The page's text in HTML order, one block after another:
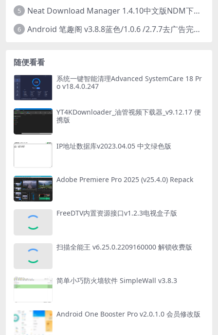
5 Neat Download Manager 1.4.10中文版NDM下载器简称NDM
6 Android 笔趣阁 v3.8.8蓝色/1.0.6 /2.7.7去广告完美版
随便看看
系统一键智能清理Advanced SystemCare 18 Pr
o v18.4.0.247
YT4KDownloader_油管视频下载器_v9.12.17 便
携版
IP地址数据库v2023.04.05 中文绿色版
Adobe Premiere Pro 2025 (v25.4.0) Repack
FreeDTV内置资源接口v1.2.3电视盒子版
扫描全能王 v6.25.0.2209160000 解锁收费版
简单小巧防火墙软件 SimpleWall v3.8.3
Android One Booster Pro v2.0.1.0 会员修改版